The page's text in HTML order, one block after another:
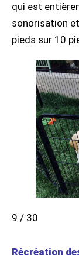
qui est
sonorisation
pieds sur 10
9 / 30
Récréation